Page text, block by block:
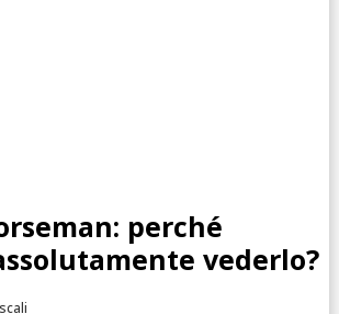
perché
vederlo?